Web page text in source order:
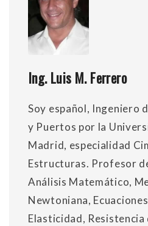
Ing. Luis M. Ferrero
Soy español, Ingeniero
y Puertos por la
Madrid, especialidad
Estructuras. Profesor
Análisis Matemático,
Newtoniana,
Elasticidad,